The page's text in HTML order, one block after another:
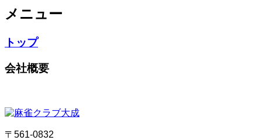
メニュー
トップ
会社概要
〒561-0832